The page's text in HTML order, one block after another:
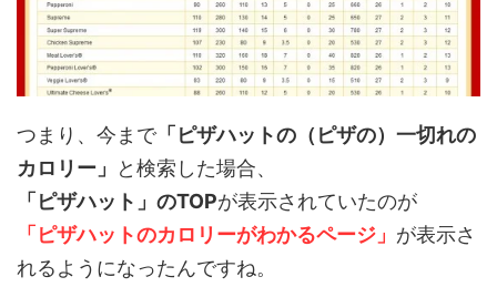
つまり、今まで「ピザハットの（ピザの）一切れの
カロリー」
と検索した場合、
「ピザハット」のTOPが表示されていたのが
「ピザハットのカロリーがわかるページ」 が表示さ
れるようになったんですね。